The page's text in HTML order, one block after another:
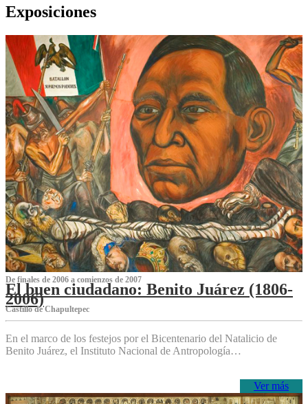
Exposiciones
De finales de 2006 a comienzos de 2007
El buen ciudadano: Benito Juárez (1806-
2006)
Castillo de Chapultepec
En el marco de los festejos por el Bicentenario del Natalicio de
Benito Juárez, el Instituto Nacional de Antropología…
Ver más